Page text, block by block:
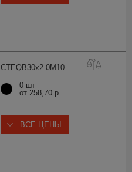
CTEQB30x2.0M 10
0 шт
от 258,70 р.
ВСЕ ЦЕНЫ